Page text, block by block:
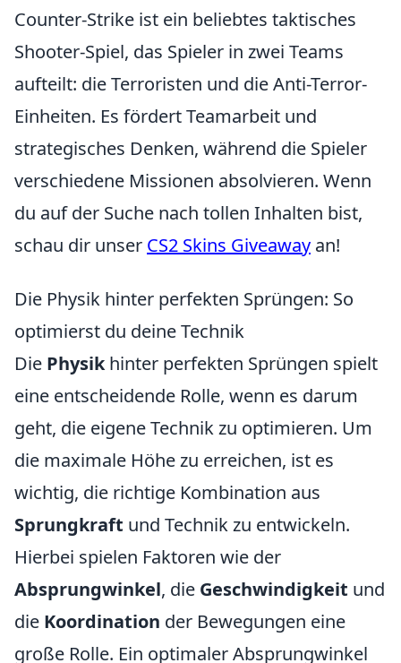
Counter-Strike ist ein beliebtes taktisches
Shooter-Spiel, das Spieler in zwei Teams
aufteilt: die Terroristen und die Anti-Terror-
Einheiten. Es fördert Teamarbeit und
strategisches Denken, während die Spieler
verschiedene Missionen absolvieren. Wenn
du auf der Suche nach tollen Inhalten bist,
schau dir unser CS2 Skins Giveaway an!
Die Physik hinter perfekten Sprüngen: So
optimierst du deine Technik
Die Physikhinter perfekten Sprüngen spielt
eine entscheidende Rolle, wenn es darum
geht, die eigene Technik zu optimieren. Um
die maximale Höhe zu erreichen, ist es
wichtig, die richtige Kombination aus
Sprungkraft und Technik zu entwickeln.
Hierbei spielen Faktoren wie der
Absprungwinkel, die Geschwindigkeit und
die Koordination der Bewegungen eine
große Rolle. Ein optimaler Absprungwinkel